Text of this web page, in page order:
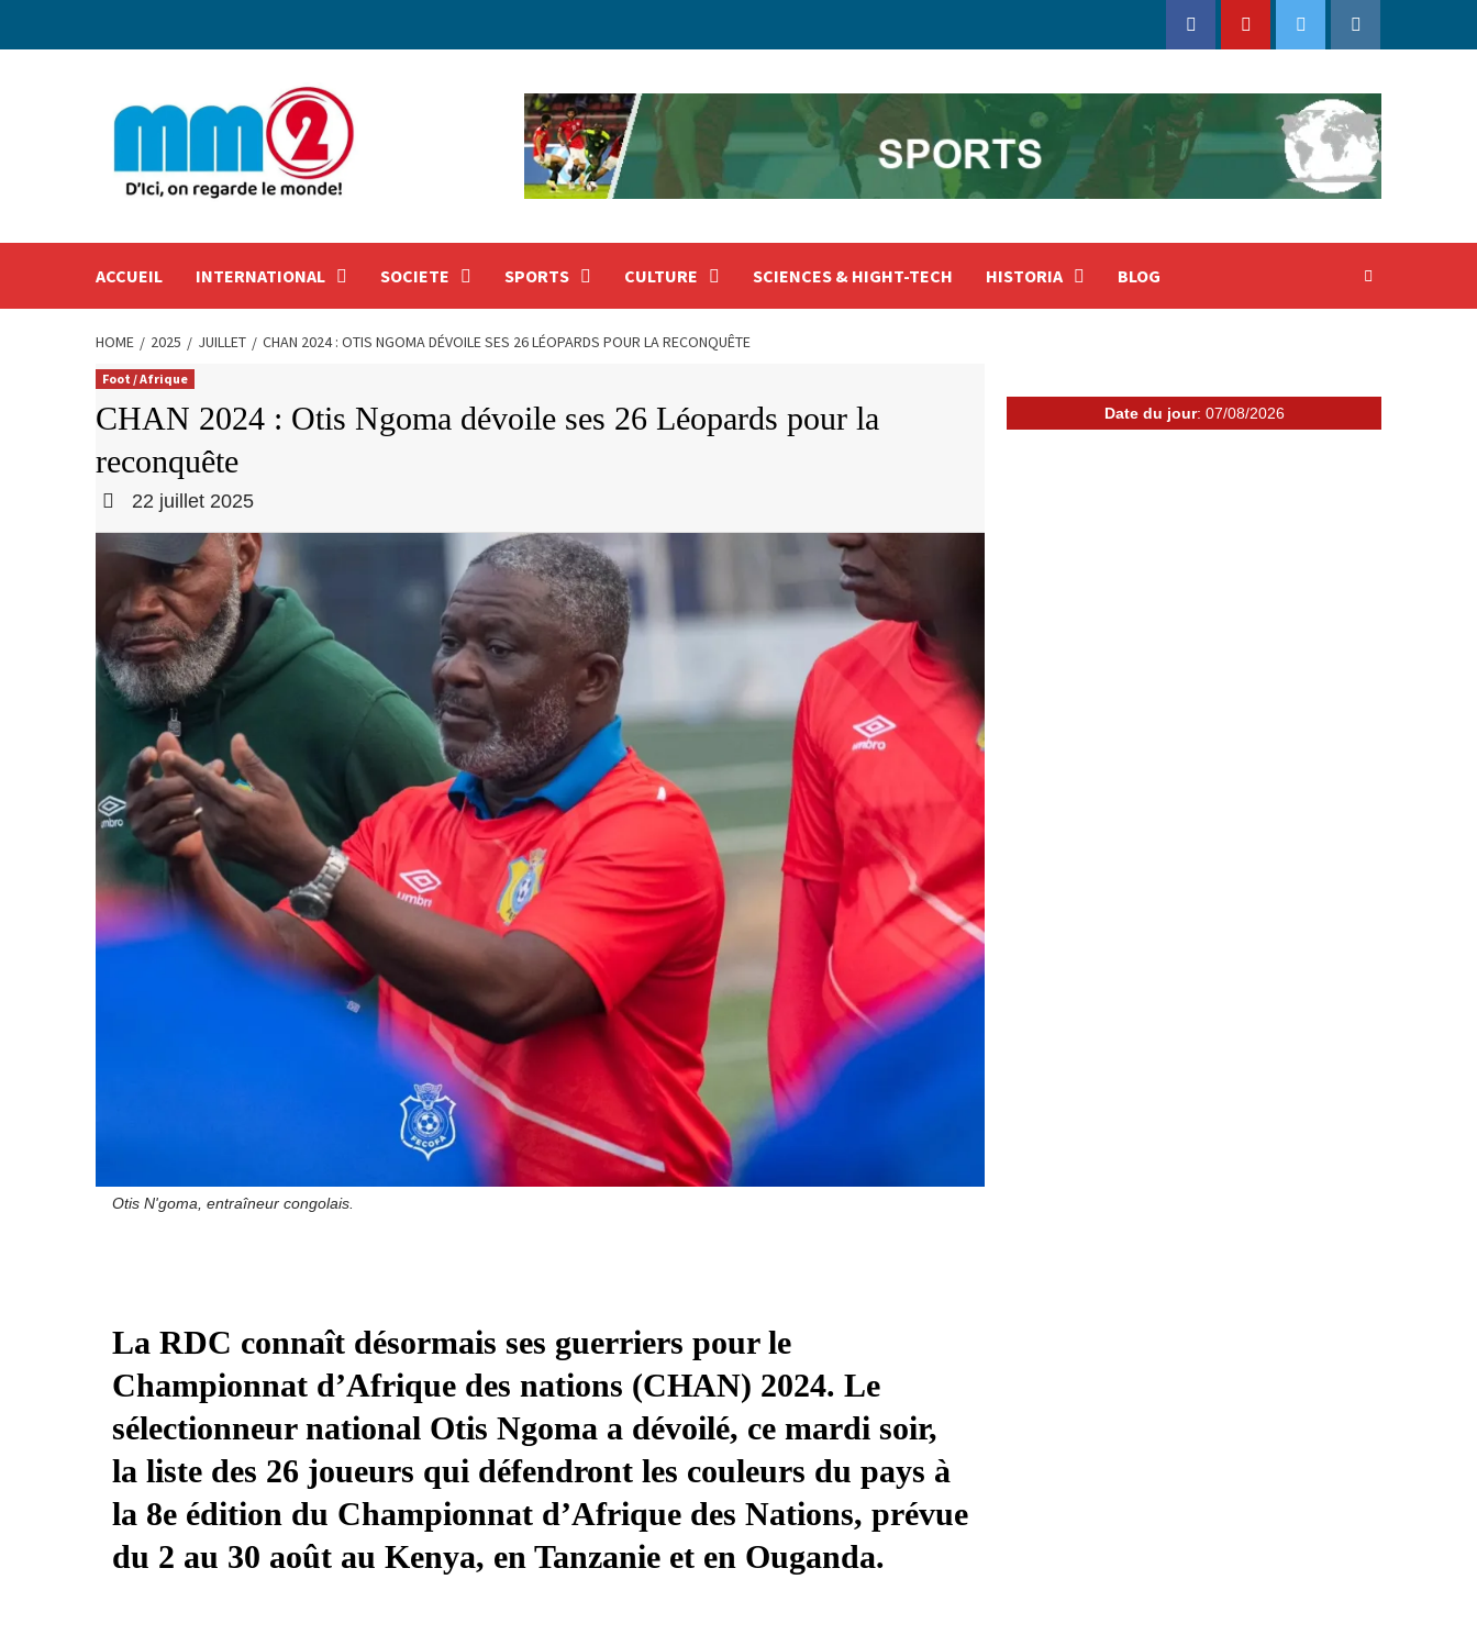
content
FacebookYoutubeTwitter Instagram
ACCUEIL INTERNATIONAL SOCIETE SPORTS CULTURE SCIENCES & HIGHT-TECH HISTORIA BLOG
HOME 2025 JUILLET CHAN 2024 : OTIS NGOMA DÉVOILE SES 26 LÉOPARDS POUR LA RECONQUÊTE
Foot / Afrique
CHAN 2024 : Otis Ngoma dévoile ses 26 Léopards pour la
reconquête
22 juillet 2025
Otis N'goma, entraîneur congolais.
La RDC connaît désormais ses guerriers pour le
Championnat d’Afrique des nations (CHAN) 2024. Le
sélectionneur national Otis Ngoma a dévoilé, ce mardi soir,
la liste des 26 joueurs qui défendront les couleurs du pays à
la 8e édition du Championnat d’Afrique des Nations, prévue
du 2 au 30 août au Kenya, en Tanzanie et en Ouganda.
Date du jour: 07/08/2026